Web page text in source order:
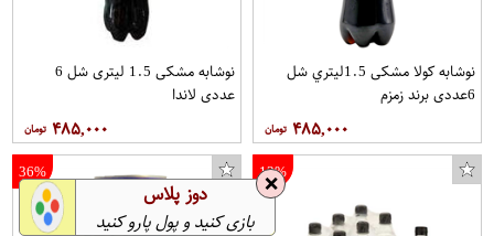
نوشابه کولا مشکی 1.5ليتري شل
6عددی برند زمزم
۴۸۵,۰۰۰
نوشابه مشکی 1.5 ليتری شل 6
عددی لاندا
۴۸۵,۰۰۰
12%
36% ❌ دوز پلاس
بازی کنید و پول پارو کنید